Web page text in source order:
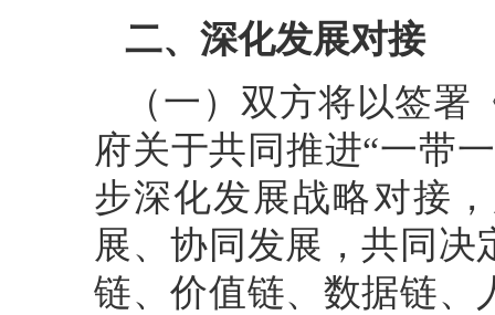
二、深化发展对接
（一）双方将以签
府关于共同推进“一带
步深化发展战略对接
展、协同发展，共同
链、价值链、数据链、